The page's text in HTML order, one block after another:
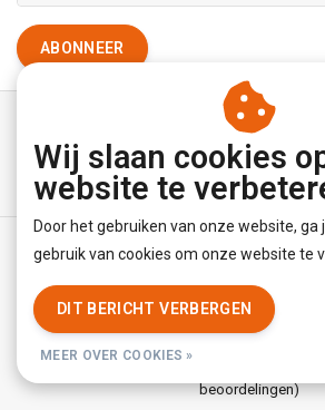
ABONNEER
Algemene voorwaarden | Disclaimer |
© Copyright 2026 - YourUnderwearStore |
beoordelingen)
Wij slaan cookies
website te
Door het gebruiken van onze website,
gebruik van cookies om onze website te
DIT BERICHT VERBERGEN
MEER OVER COOKIES »